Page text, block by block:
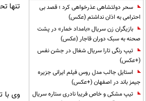
سحر دولتشاهی عذرخواهی کرد ؛ قصد بی
احترامی به اذان نداشتم (عکس)
بازیگران زن سریال «بامداد خمار» در پشت
صحنه به سبک دوران قاجار (عکس)
تیپ رنگی تارا سریال شغال در جشن نفس
(+عکس)
استایل جالب مدل روس فیلم ایرانی جزیره
جیمز باند در اصفهان (+عکس)
تیپ مشکی و خاص فریبا نادری ستاره سریال
تنها
وی با